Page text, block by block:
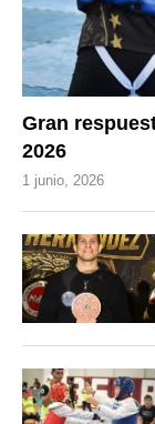
Gran
2026
1 junio, 2026